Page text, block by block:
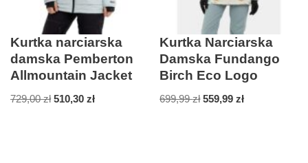
Kurtka narciarska
damska Pemberton
Allmountain Jacket
729,00zł 510,30 zł
Kurtka Narciarska
Damska Fundango
Birch Eco Logo
699,99zł 559,99zł